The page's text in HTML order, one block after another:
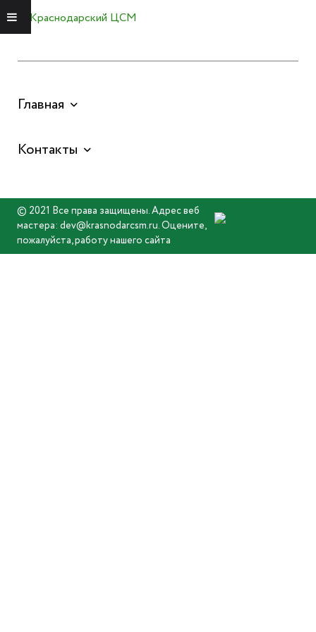
Главная
Контакты
© 2021 Все права защищены. Адрес веб
мастера: dev@krasnodarcsm.ru. Оцените,
пожалуйста, работу нашего сайта
Краснодарский ЦСМ